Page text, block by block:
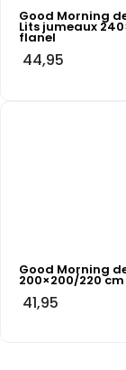
Good Morning
Lits jumeaux
flanel
44,95
Good Morning
200×200/220
41,95